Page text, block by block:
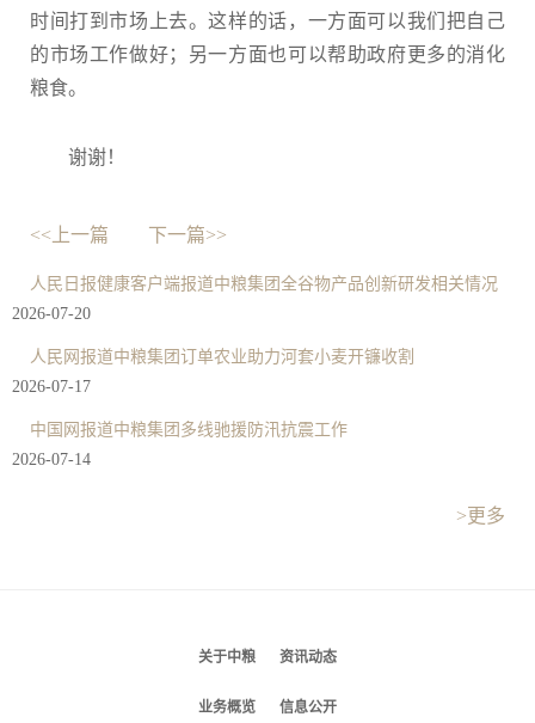
时间打到市场上去。这样的话，一方面可以我们把自己
的市场工作做好；另一方面也可以帮助政府更多的消化
粮食。
谢谢！
<<上一篇 下一篇>>
人民日报健康客户端报道中粮集团全谷物产品创新研发相关情况
2026-07-20
人民网报道中粮集团订单农业助力河套小麦开镰收割
2026-07-17
中国网报道中粮集团多线驰援防汛抗震工作
2026-07-14
>更多
关于中粮 资讯动态
业务概览 信息公开